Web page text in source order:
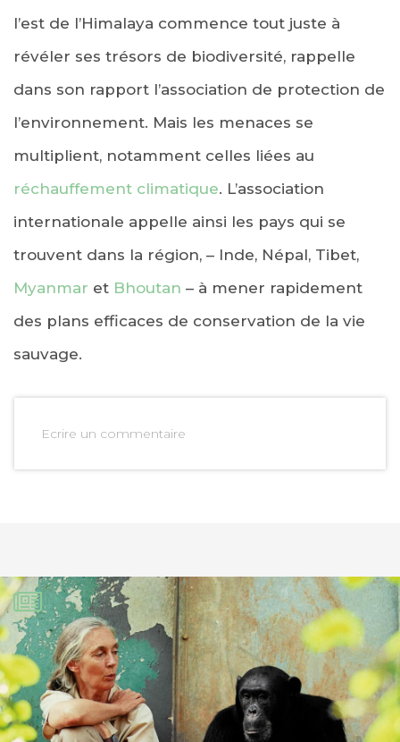
l’est de l’Himalaya commence tout juste à
révéler ses trésors de biodiversité, rappelle
dans son rapport l’association de protection de
l’environnement. Mais les menaces se
multiplient, notamment celles liées au
réchauffement climatique. L’association
internationale appelle ainsi les pays qui se
trouvent dans la région, – Inde, Népal, Tibet,
Myanmar et Bhoutan – à mener rapidement
des plans efficaces de conservation de la vie
sauvage.
Ecrire un commentaire